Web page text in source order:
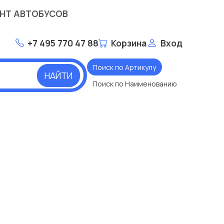
АВТОБУСОВ
+7 495 770 47 88 Корзина Вход
НАЙТИ
Поиск по Артикулу
Поиск по Наименованию